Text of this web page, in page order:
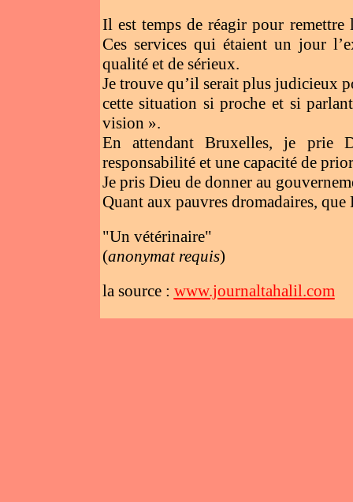
Il est temps de réagir pour remettre
Ces services qui étaient un jour
qualité et de sérieux.
Je trouve qu’il serait plus judicieux
cette situation si proche et si
vision ».
En attendant Bruxelles, je prie
responsabilité et une capacité de
Je pris Dieu de donner au
Quant aux pauvres dromadaires,
"Un vétérinaire"
(anonymat requis)
la source : www.journaltahalil.com